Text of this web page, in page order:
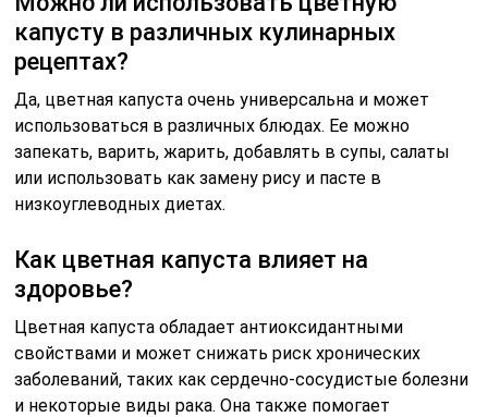
капусту в различных кулинарных
рецептах?
Да, цветная капуста очень универсальна и может
использоваться в различных блюдах. Ее можно
запекать, варить, жарить, добавлять в супы, салаты
или использовать как замену рису и пасте в
низкоуглеводных диетах.
Как цветная капуста влияет на
здоровье?
Цветная капуста обладает антиоксидантными
свойствами и может снижать риск хронических
заболеваний, таких как сердечно-сосудистые болезни
и некоторые виды рака. Она также помогает